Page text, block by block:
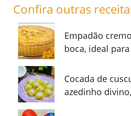
Confira outras
Empadão
boca, ideal
Cocada de
azedinho